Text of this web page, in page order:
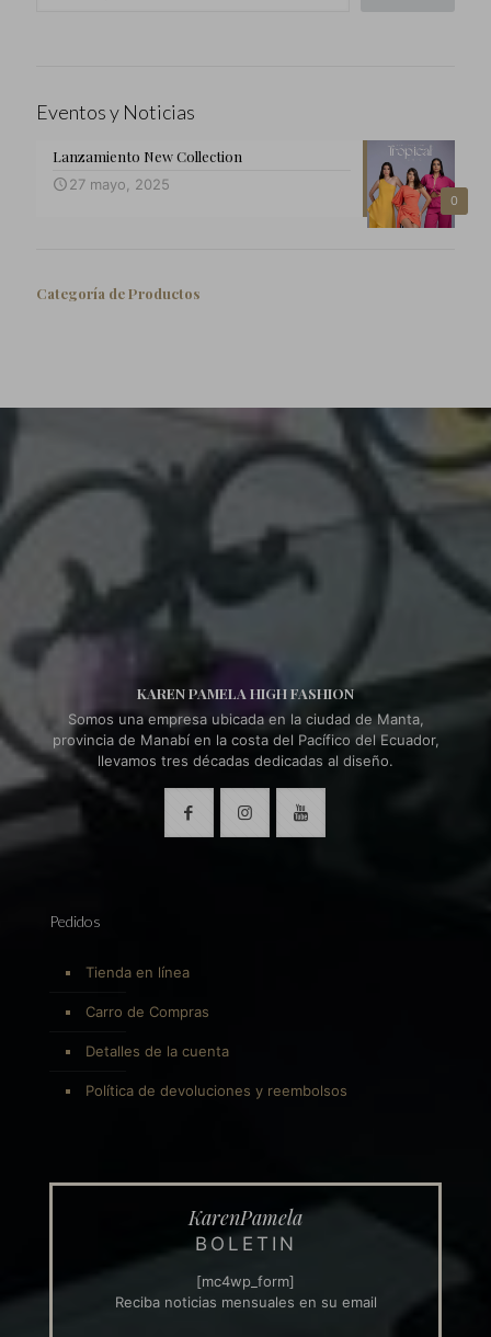
Eventos y Noticias
0
Lanzamiento New Collection
27 mayo, 2025
Categoría de Productos
KAREN PAMELA HIGH FASHION
Somos una empresa ubicada en la ciudad de Manta,
provincia de Manabí en la costa del Pacífico del Ecuador,
llevamos tres décadas dedicadas al diseño.
Pedidos
Tienda en línea
Carro de Compras
Detalles de la cuenta
Política de devoluciones y reembolsos
KarenPamela
BOLETIN
[mc4wp_form]
Reciba noticias mensuales en su email